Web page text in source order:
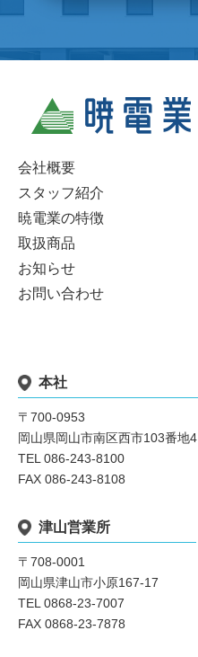
会社概要
スタッフ紹介
暁電業の特徴
取扱商品
お知らせ
お問い合わせ
本社
〒700-0953
岡山県岡山市南区西市103番地4
TEL 086-243-8100
FAX 086-243-8108
津山営業所
〒708-0001
岡山県津山市小原167-17
TEL 0868-23-7007
FAX 0868-23-7878